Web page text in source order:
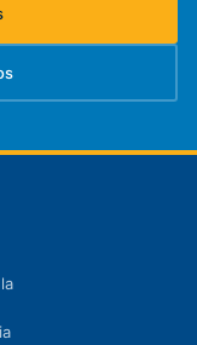
una nueva pestaña)
una nueva pestaña)